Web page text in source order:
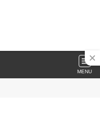
MENU